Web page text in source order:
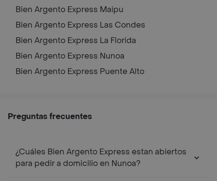
Bien Argento Express Maipu
Bien Argento Express Las Condes
Bien Argento Express La Florida
Bien Argento Express Nunoa
Bien Argento Express Puente Alto
Preguntas frecuentes
¿Cuáles Bien Argento Express estan abiertos
para pedir a domicilio en Nunoa?